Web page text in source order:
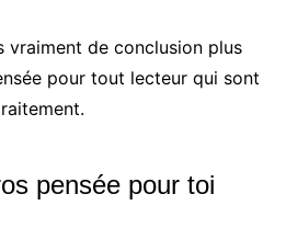
vraiment de conclusion plus
pour tout lecteur qui sont
pensée pour toi